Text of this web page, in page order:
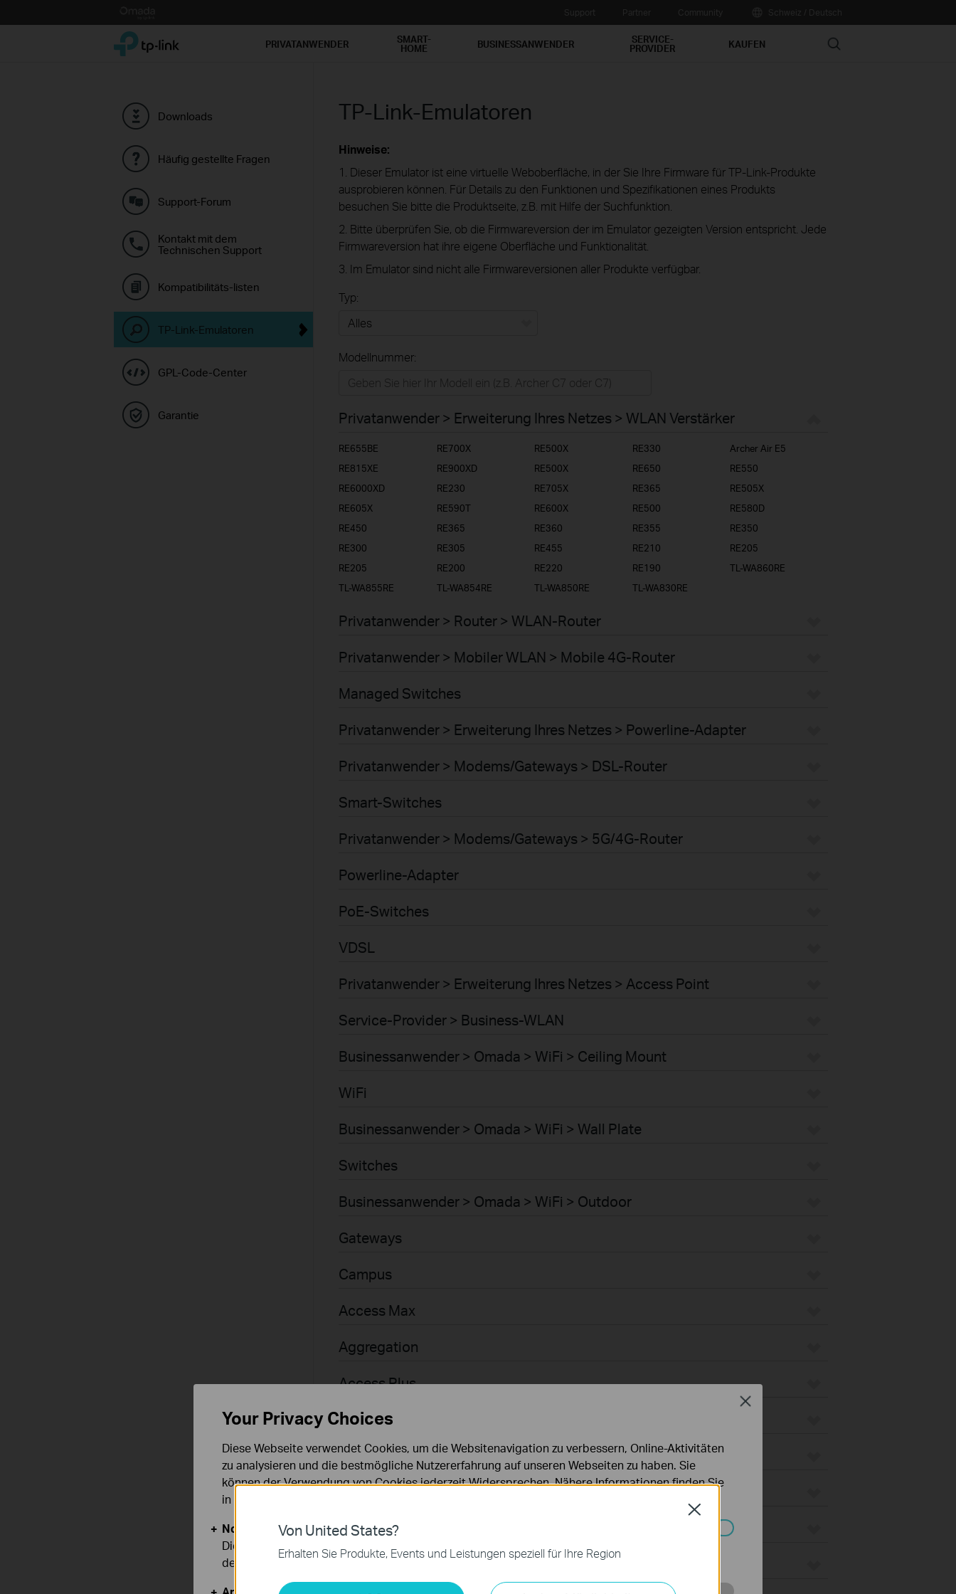
to
TP-Link, Reliably Smart PRIVATANWENDER SMART-
HOME BUSINESSANWENDER SERVICE-
PROVIDER KAUFEN Search
Downloads
Häufig gestellte Fragen
Support-Forum
Kontakt mit dem
Technischen Support
Kompatibilitäts-listen
TP-Link-Emulatoren
GPL-Code-Center
Garantie
TP-Link-Emulatoren
Hinweise:
1. Dieser Emulator ist eine virtuelle Weboberfläche, in der Sie Ihre Firmware für TP-Link-Produkte
ausprobieren können. Für Details zu den Funktionen und Spezifikationen eines Produkts
besuchen Sie bitte die Produktseite, z.B. mit Hilfe der Suchfunktion.
2. Bitte überprüfen Sie, ob die Firmwareversion der im Emulator gezeigten Version entspricht. Jede
Firmwareversion hat ihre eigene Oberfläche und Funktionalität.
3. Im Emulator sind nicht alle Firmwareversionen aller Produkte verfügbar.
Typ:
Businessanwender
Service-Provider
Modellnummer:
Privatanwender > Erweiterung Ihres Netzes > WLAN Verstärker
RE655BE RE700X RE500X RE330
Archer Air E5
RE815XE
RE900XD RE500X RE650
RE550
RE6000XD
RE230 RE705X RE365
RE505X
RE605X
RE590T RE600X RE500
RE580D
RE450
RE365 RE360 RE355
RE350
RE300
RE305 RE455 RE210
RE205
RE205
RE200 RE220 RE190
TL-WA860RE
TL-WA855RE
TL-WA854RE TL-WA850RE TL-WA830RE
Privatanwender > Router > WLAN-Router
Privatanwender > Mobiler WLAN > Mobile 4G-Router
Managed Switches
Privatanwender > Erweiterung Ihres Netzes > Powerline-Adapter
Privatanwender > Modems/Gateways > DSL-Router
Smart-Switches
Privatanwender > Modems/Gateways > 5G/4G-Router
Powerline-Adapter
PoE-Switches
VDSL
Privatanwender > Erweiterung Ihres Netzes > Access Point
Service-Provider > Business-WLAN
Businessanwender > Omada > WiFi > Ceiling Mount
WiFi
Businessanwender > Omada > WiFi > Wall Plate
Switches
Businessanwender > Omada > WiFi > Outdoor
Gateways
Campus
Access Max
Aggregation
Access Plus
Access
Access Pro
Businessanwender > Omada > WiFi > GPON
Agile
Businessanwender > Omada > Router > Wired Gateways
Von United States?
Erhalten Sie Produkte, Events und Leistungen speziell für Ihre Region
Close
Your Privacy Choices
Diese Webseite verwendet Cookies, um die Websitenavigation zu verbessern, Online-Aktivitäten
zu analysieren und die bestmögliche Nutzererfahrung auf unseren Webseiten zu haben. Sie
können der Verwendung von Cookies jederzeit Widersprechen. Nähere Informationen finden Sie
in unseren
Notwendige Cookies
Diese Cookies sind zur Funktion der Website erforderlich und können in Ihren Systemen nicht
deaktiviert werden.
Close